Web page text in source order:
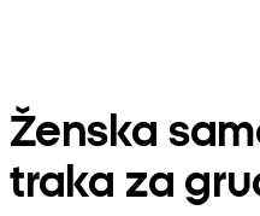
Ženska
traka za